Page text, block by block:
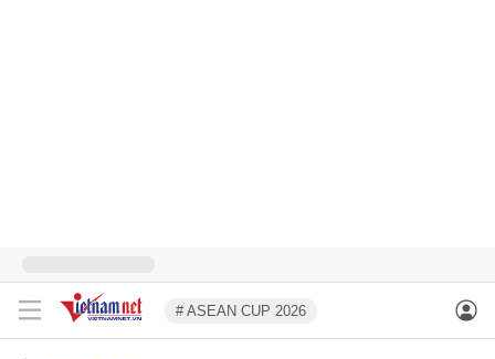
# ASEAN CUP 2026